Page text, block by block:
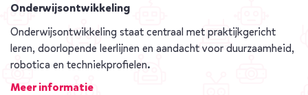
Onderwijsontwikkeling
Onderwijsontwikkeling staat centraal met praktijkgericht
leren, doorlopende leerlijnen en aandacht voor duurzaamheid,
robotica en techniekprofielen.
Meer informatie